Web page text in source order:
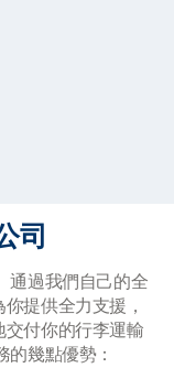
司
通過我們自己的全
提供全力支援，
付你的行李運輸
幾點優勢：